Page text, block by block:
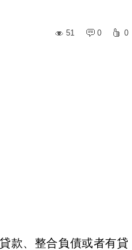
51
0 0
款、整合負債或者有貸